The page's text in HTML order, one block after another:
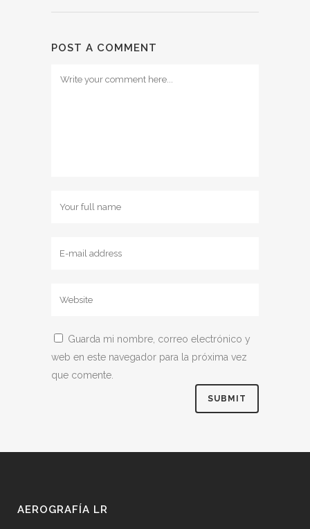
POST A COMMENT
Guarda mi nombre, correo electrónico y
web en este navegador para la próxima vez
que comente.
AEROGRAFÍA LR